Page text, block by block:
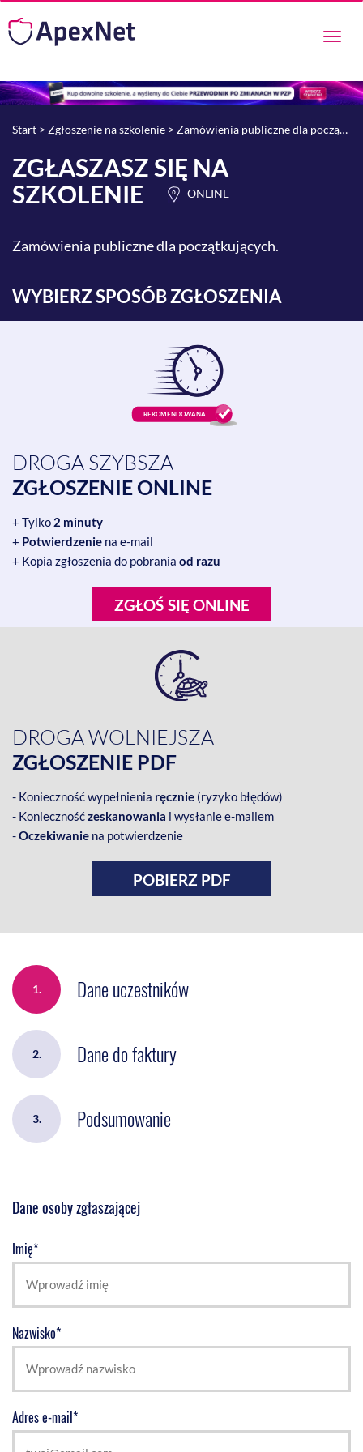
Start > Zgłoszenie na szkolenie > Zamówienia publiczne dla początkujących.
ZGŁASZASZ SIĘ NA
SZKOLENIE
ONLINE
Zamówienia publiczne dla początkujących.
WYBIERZ SPOSÓB ZGŁOSZENIA
DROGA SZYBSZA
ZGŁOSZENIE ONLINE
+ Tylko 2 minuty
+ Potwierdzenie na e-mail
+ Kopia zgłoszenia do pobrania od razu
ZGŁOŚ SIĘ ONLINE
DROGA WOLNIEJSZA
ZGŁOSZENIE PDF
- Konieczność wypełnienia ręcznie (ryzyko błędów)
- Koniecznośćzeskanowania i wysłanie e-mailem
-Oczekiwanie na potwierdzenie
POBIERZ PDF
1. Dane uczestników
2. Dane do faktury
3. Podsumowanie
Dane osoby zgłaszającej
Imię*
Nazwisko*
Adres e-mail*